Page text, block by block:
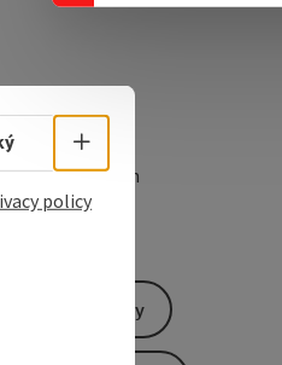
138
Windischgarsten
Send inquiry
Select language -
policy